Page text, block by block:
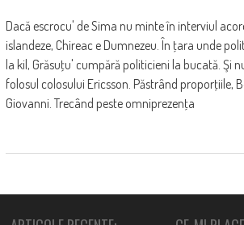
Dacă escrocu' de Sima nu minte în interviul
islandeze, Chireac e Dumnezeu. În ţara unde
la kil, Grăsuţu' cumpără politicieni la bucată. Şi
folosul colosului Ericsson. Păstrând proporţiile,
Giovanni. Trecând peste omniprezenţa